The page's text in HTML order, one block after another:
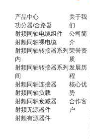
产品中心
功分器/合路器
射频同轴电缆组件
射频同轴裸电缆
射频同轴转接器系列
内
射频同轴转接器系列
间
射频同轴连接器
射频同轴负载
射频同轴衰减器
射频无源器件
射频有源器件
关于我
们
公司简
介
荣誉资
质
发展历
程
核心优
势
合作客
户